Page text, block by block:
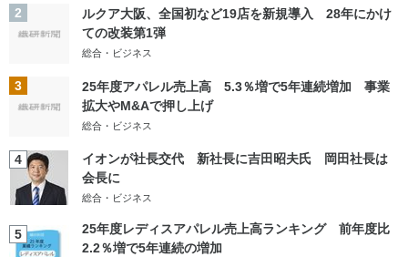
2
ルクア大阪、全国初など19店を新規導入 28年にかけ
ての改装第1弾
総合・ビジネス
3
25年度アパレル売上高 5.3％増で5年連続増加 事業
拡大やM&Aで押し上げ
総合・ビジネス
4
イオンが社長交代 新社長に吉田昭夫氏 岡田社長は
会長に
総合・ビジネス
5
25年度レディスアパレル売上高ランキング 前年度比
2.2％増で5年連続の増加